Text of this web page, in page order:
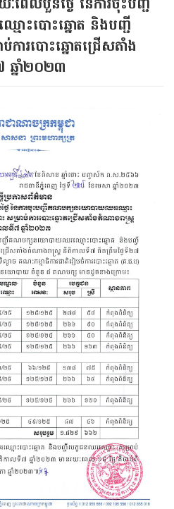
ពេលបួនថ្ងៃ នៃការចុះបញ្ជី
ះបោះឆ្នោត និងបញ្ជី
ារបោះឆ្នោតជ្រើសតាំង
ឆ្នាំ២០២៣